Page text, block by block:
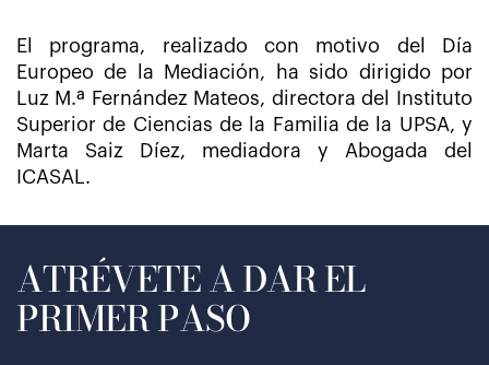
El programa, realizado con motivo del Día
Europeo de la Mediación, ha sido dirigido por
Luz M.ª Fernández Mateos, directora del Instituto
Superior de Ciencias de la Familia de la UPSA, y
Marta Saiz Díez, mediadora y Abogada del
ICASAL.
ATRÉVETE A DAR EL
PRIMER PASO